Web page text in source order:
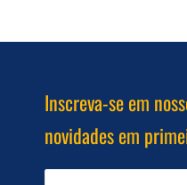
Inscreva-se em
novidades em